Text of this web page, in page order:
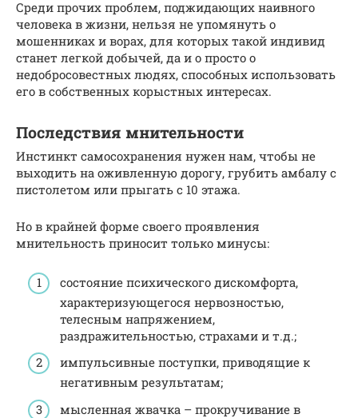
Среди прочих проблем, поджидающих наивного
человека в жизни, нельзя не упомянуть о
мошенниках и ворах, для которых такой индивид
станет легкой добычей, да и о просто о
недобросовестных людях, способных использовать
его в собственных корыстных интересах.
Последствия мнительности
Инстинкт самосохранения нужен нам, чтобы не
выходить на оживленную дорогу, грубить амбалу с
пистолетом или прыгать с 10 этажа.
Но в крайней форме своего проявления
мнительность приносит только минусы:
состояние психического дискомфорта,
характеризующегося нервозностью,
телесным напряжением,
раздражительностью, страхами и т.д.;
импульсивные поступки, приводящие к
негативным результатам;
мысленная жвачка – прокручивание в